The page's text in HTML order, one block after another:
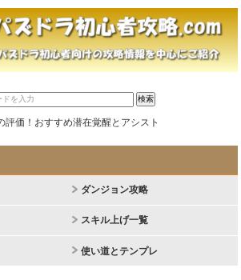
評価！おすすめ潜在覚醒とアシスト
ダンジョン攻略
スキル上げ一覧
使い道とテンプレ